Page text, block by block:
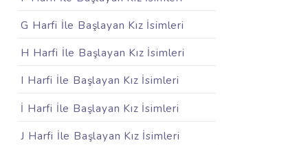
G Harfi İle Başlayan Kız İsimleri
H Harfi İle Başlayan Kız İsimleri
I Harfi İle Başlayan Kız İsimleri
İ Harfi İle Başlayan Kız İsimleri
J Harfi İle Başlayan Kız İsimleri